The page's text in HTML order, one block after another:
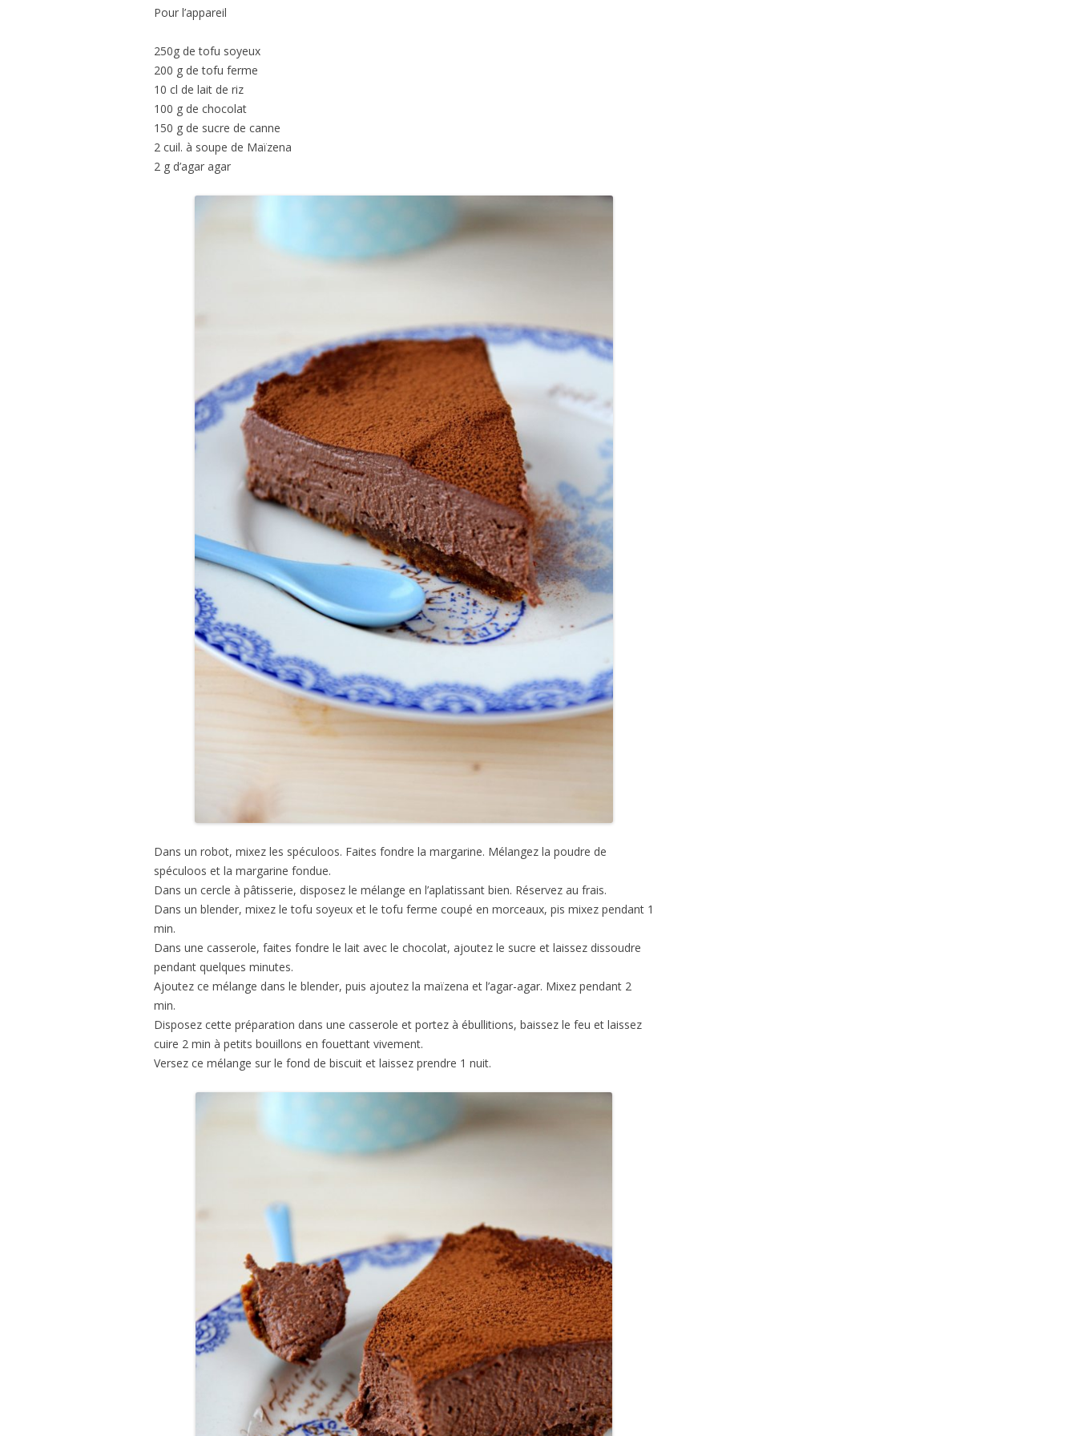
Pour l’appareil
250g de tofu soyeux
200 g de tofu ferme
10 cl de lait de riz
100 g de chocolat
150 g de sucre de canne
2 cuil. à soupe de Maïzena
2 g d’agar agar
Dans un robot, mixez les spéculoos. Faites fondre la margarine. Mélangez la poudre de
spéculoos et la margarine fondue.
Dans un cercle à pâtisserie, disposez le mélange en l’aplatissant bien. Réservez au frais.
Dans un blender, mixez le tofu soyeux et le tofu ferme coupé en morceaux, pis mixez pendant 1
min.
Dans une casserole, faites fondre le lait avec le chocolat, ajoutez le sucre et laissez dissoudre
pendant quelques minutes.
Ajoutez ce mélange dans le blender, puis ajoutez la maïzena et l’agar-agar. Mixez pendant 2
min.
Disposez cette préparation dans une casserole et portez à ébullitions, baissez le feu et laissez
cuire 2 min à petits bouillons en fouettant vivement.
Versez ce mélange sur le fond de biscuit et laissez prendre 1 nuit.